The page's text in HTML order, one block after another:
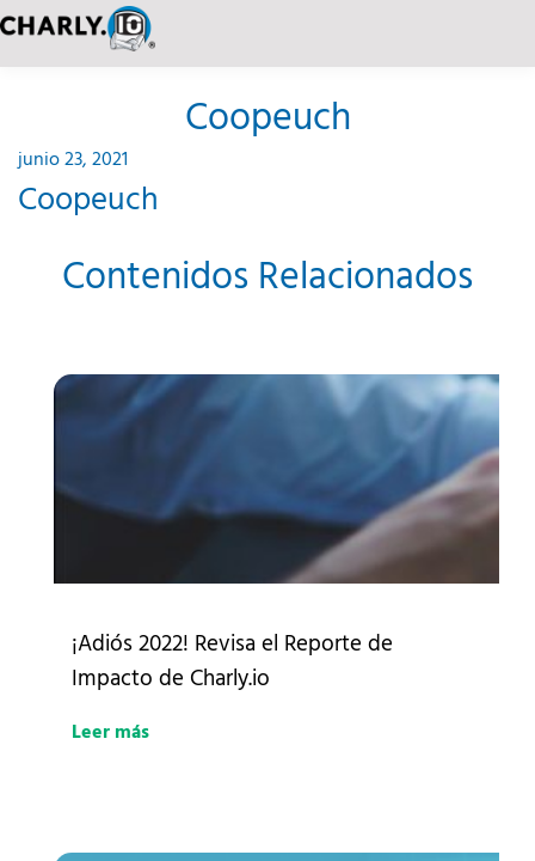
Coopeuch
junio 23, 2021
Coopeuch
Contenidos Relacionados
¡Adiós 2022! Revisa el Reporte de
Impacto de Charly.io
Leer más